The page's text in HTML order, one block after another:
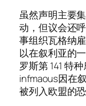
虽然声明主要
动，但议会还
事组织瓦格纳
以在叙利亚的
罗斯第 141 特
infmaous因在
被列入欧盟的恐